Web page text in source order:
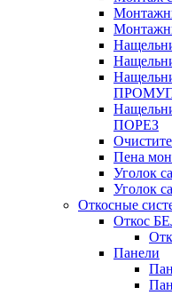
ПОРЕЗ
Пена
Уголок
Уголок
Откосные
Откос
Панели